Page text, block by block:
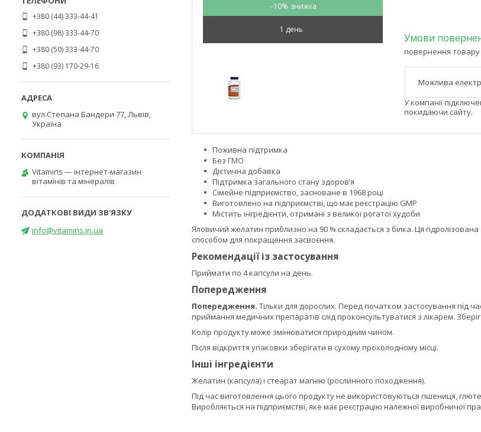
–10%
1 день
повернення товару
У компанії
покидаючи сайту.
Поживна підтримка
Без ГМО
Дієтична добавка
Підтримка загального стану здоров’я
Сімейне підприємство, засноване в 1968 році
Виготовлено на підприємстві, що має реєстрацію GMP
Містить інгредієнти, отримані з великої рогатої худоби
Яловичий желатин приблизно на 90 % складається з білка. Ця
способом для покращення засвоєння.
Рекомендації із застосування
Приймати по 4 капсули на день.
Попередження
Попередження. Тільки для дорослих. Перед початком застосування під
приймання медичних препаратів слід проконсультуватися з лікарем.
Колір продукту може змінюватися природним чином.
Після відкриття упаковки зберігати в сухому прохолодному місці.
Інші інгредієнти
Желатин (капсула) і стеарат магнію (рослинного походження).
Під час виготовлення цього продукту не використовуються пшениця,
Виробляється на підприємстві, яке має реєстрацію належної виробничої
+380 (44) 333-44-41
+380 (98) 333-44-70
+380 (50) 333-44-70
+380 (93) 170-29-16
вул.Степана Бандери 77, Львів,
Україна
Vitamins — інтернет-магазин
вітамінів та мінералів
info@vitamins.in.ua